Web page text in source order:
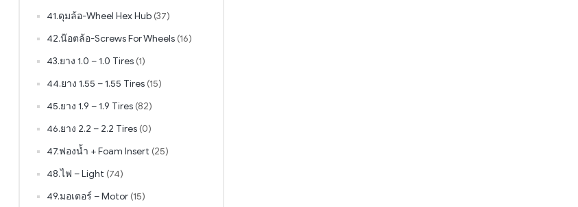
41.ดุมล้อ-Wheel Hex Hub (37)
42.น๊อตล้อ-Screws For Wheels (16)
43.ยาง 1.0 – 1.0 Tires (1)
44.ยาง 1.55 – 1.55 Tires (15)
45.ยาง 1.9 – 1.9 Tires (82)
46.ยาง 2.2 – 2.2 Tires (0)
47.ฟองน้ำ + Foam Insert (25)
48.ไฟ – Light (74)
49.มอเตอร์ – Motor (15)